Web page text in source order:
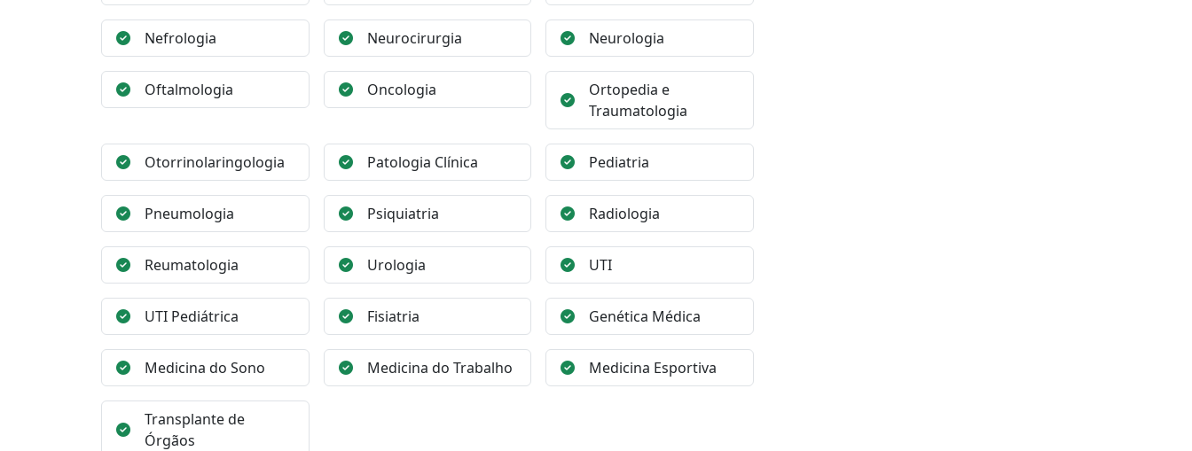
Nefrologia Neurocirurgia Neurologia
Oftalmologia Oncologia
Ortopedia e
Traumatologia
Otorrinolaringologia Patologia Clínica Pediatria
Pneumologia Psiquiatria Radiologia
Reumatologia Urologia UTI
UTI Pediátrica Fisiatria Genética Médica
Medicina do Sono Medicina do Trabalho Medicina Esportiva
Transplante de
Órgãos